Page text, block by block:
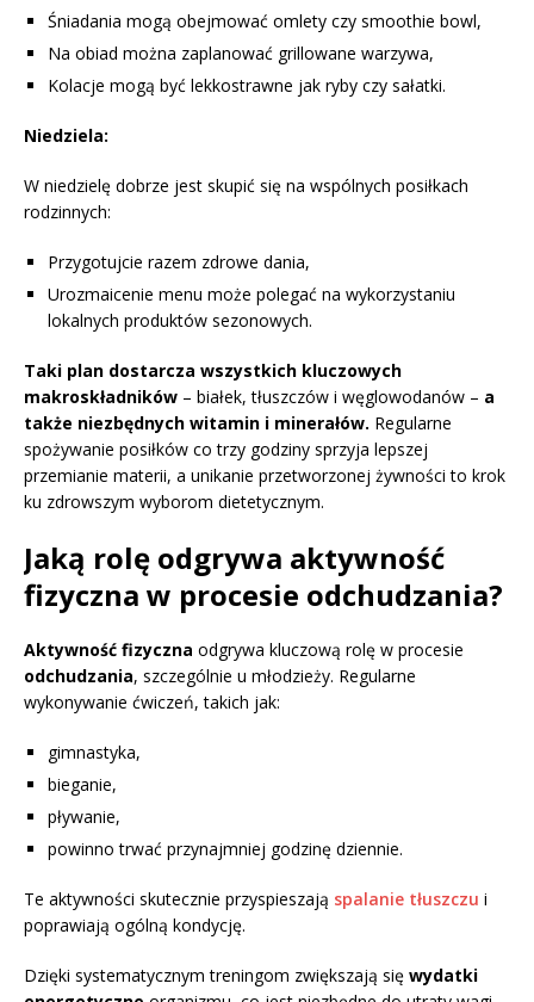
Śniadania mogą obejmować omlety czy smoothie bowl,
Na obiad można zaplanować grillowane warzywa,
Kolacje mogą być lekkostrawne jak ryby czy sałatki.
Niedziela:
W niedzielę dobrze jest skupić się na wspólnych posiłkach
rodzinnych:
Przygotujcie razem zdrowe dania,
Urozmaicenie menu może polegać na wykorzystaniu
lokalnych produktów sezonowych.
Taki plan dostarcza wszystkich kluczowych
makroskładników – białek, tłuszczów i węglowodanów – a
także niezbędnych witamin i minerałów. Regularne
spożywanie posiłków co trzy godziny sprzyja lepszej
przemianie materii, a unikanie przetworzonej żywności to krok
ku zdrowszym wyborom dietetycznym.
Jaką rolę odgrywa aktywność
fizyczna w procesie odchudzania?
Aktywność fizyczna odgrywa kluczową rolę w procesie
odchudzania, szczególnie u młodzieży. Regularne
wykonywanie ćwiczeń, takich jak:
gimnastyka,
bieganie,
pływanie,
powinno trwać przynajmniej godzinę dziennie.
Te aktywności skutecznie przyspieszają spalanie tłuszczu i
poprawiają ogólną kondycję.
Dzięki systematycznym treningom zwiększają się wydatki